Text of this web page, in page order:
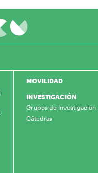
MOVILIDAD
INVESTIGACIÓN
Grupos de Investigación
Cátedras